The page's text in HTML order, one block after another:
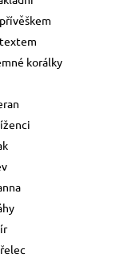
korálky